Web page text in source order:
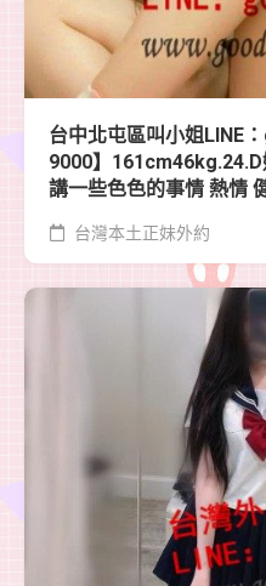
台中北屯區叫小姐LINE
9000】
講一些色色的事情 熱情
台灣本土正妹外約